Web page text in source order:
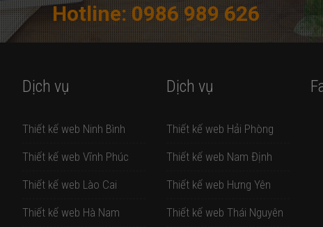
Hotline: 0986 989 626
Dịch vụ
Thiết kế web Ninh Bình
Thiết kế web Vĩnh Phúc
Thiết kế web Lào Cai
Thiết kế web Hà Nam
Dịch vụ
Thiết kế web Hải Phòng
Thiết kế web Nam Định
Thiết kế web Hưng Yên
Thiết kế web Thái Nguyên